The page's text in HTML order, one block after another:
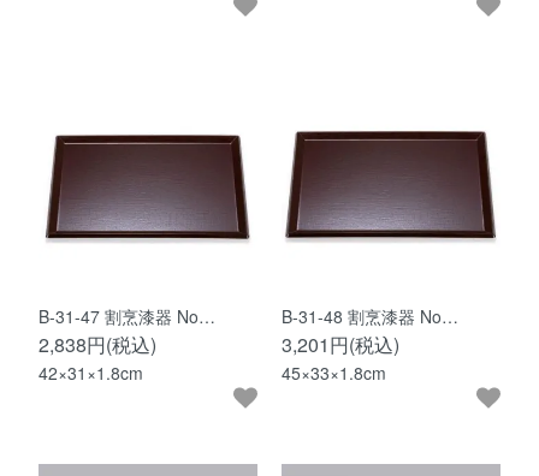
B-31-47 割烹漆器 No…
2,838円(税込)
42×31×1.8cm
B-31-48 割烹漆器 No…
3,201円(税込)
45×33×1.8cm